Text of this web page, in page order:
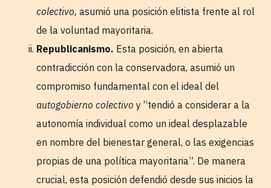
colectivo, asumió una posición elitista frente al rol
de la voluntad mayoritaria.
Republicanismo. Esta posición, en abierta
contradicción con la conservadora, asumió un
compromiso fundamental con el ideal del
autogobierno colectivo y “tendió a considerar a la
autonomía individual como un ideal desplazable
en nombre del bienestar general, o las exigencias
propias de una política mayoritaria”. De manera
crucial, esta posición defendió desde sus inicios la